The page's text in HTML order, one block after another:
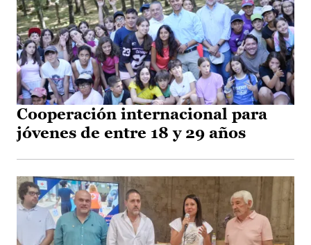
Cooperación internacional para
jóvenes de entre 18 y 29 años